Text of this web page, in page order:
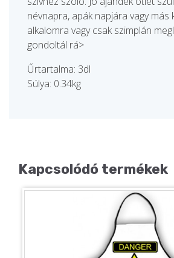
névnapra, apák napjára vagy más
alkalomra vagy csak szimplán
gondoltál rá>
Űrtartalma: 3dl
Súlya: 0.34kg
Kapcsolódó termékek